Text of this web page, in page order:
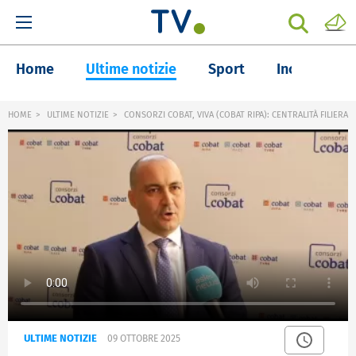
Home Ultime notizie Sport Inchieste
HOME ULTIME NOTIZIE CONSORZI COBAT, VIVA (COBAT RIPA): CENTRALITÀ FILIERA
ULTIME NOTIZIE 09 OTTOBRE 2025